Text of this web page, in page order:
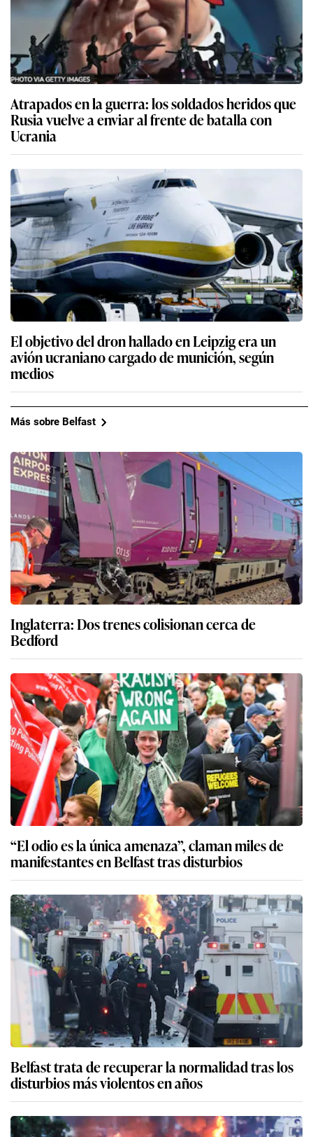
Atrapados en la guerra: los soldados heridos que
Rusia vuelve a enviar al frente de batalla con
Ucrania
El objetivo del dron hallado en Leipzig era un
avión ucraniano cargado de munición, según
medios
Más sobre Belfast
Inglaterra: Dos trenes colisionan cerca de
Bedford
“El odio es la única amenaza”, claman miles de
manifestantes en Belfast tras disturbios
Belfast trata de recuperar la normalidad tras los
disturbios más violentos en años